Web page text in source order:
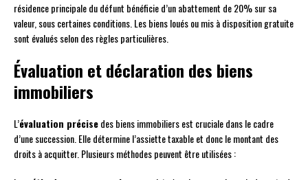
résidence principale du défunt bénéficie d’un abattement de 20% sur sa
valeur, sous certaines conditions. Les biens loués ou mis à disposition gratuite
sont évalués selon des règles particulières.
Évaluation et déclaration des biens
immobiliers
L’évaluation précisedes biens immobiliers est cruciale dans le cadre
d’une succession. Elle détermine l’assiette taxable et donc le montant des
droits à acquitter. Plusieurs méthodes peuvent être utilisées :